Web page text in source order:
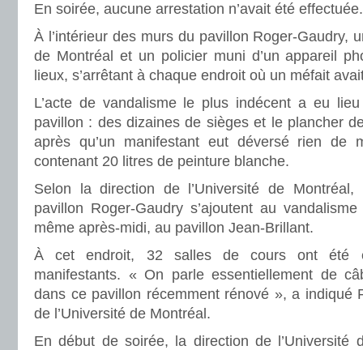
En soirée, aucune arrestation n’avait été effectuée.
À l’intérieur des murs du pavillon Roger-Gaudry,
de Montréal et un policier muni d’un appareil
lieux, s’arrêtant à chaque endroit où un méfait
L’acte de vandalisme le plus indécent a eu lieu
pavillon : des dizaines de sièges et le plancher
après qu’un manifestant eut déversé rien de
contenant 20 litres de peinture blanche.
Selon la direction de l’Université de
pavillon Roger-Gaudry s’ajoutent au
même après-midi, au pavillon Jean-Brillant.
À cet endroit, 32 salles de cours ont été
manifestants. « On parle essentiellement de
dans ce pavillon récemment rénové », a indiqué
de l’Université de Montréal.
En début de soirée, la direction de l’Université